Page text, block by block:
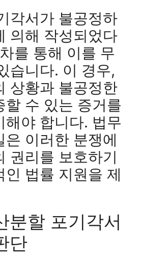
각서가 불공정하
의해 작성되었다
를 통해 이를 무
습니다. 이 경우,
상황과 불공정한
할 수 있는 증거를
해야 합니다. 법무
은 이러한 분쟁에
권리를 보호하기
인 법률 지원을 제
분할 포기각서
단